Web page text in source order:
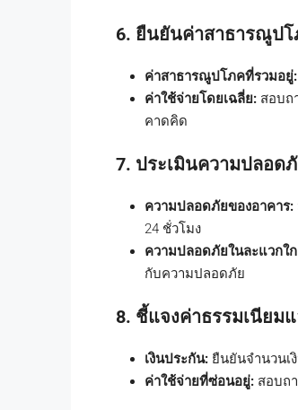
6. ยืนยันค่าสาธารณูป
ค่าสาธารณูปโภคที่รวมอยู่:
ค่าใช้จ่ายโดยเฉลี่ย: สอบถ
คาดคิด
7. ประเมินความปลอด
ความปลอดภัยของอาคาร:
24 ชั่วโมง
ความปลอดภัยในละแวกใก
กับความปลอดภัย
8. ชี้แจงค่าธรรมเนียม
เงินประกัน: ยืนยันจำนวนเ
ค่าใช้จ่ายที่ซ่อนอยู่: สอบถ